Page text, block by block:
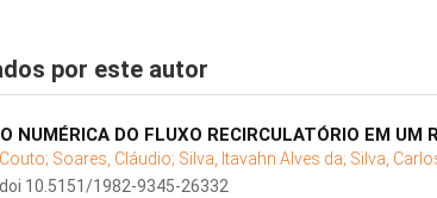
por este autor
NUMÉRICA DO FLUXO RECIRCULATÓRIO EM UM
Soares, Cláudio; Silva, Itavahn Alves da; Silva,
10.5151/1982-9345-26332